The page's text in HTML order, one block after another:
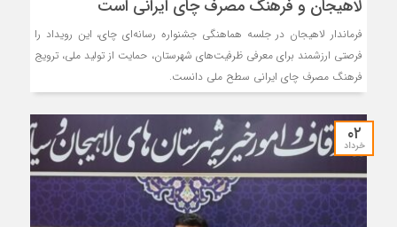
لاهیجان و فرهنگ مصرف چای ایرانی است
فرماندار لاهیجان در جلسه هماهنگی جشنواره رسانه‌ای چای، این رویداد را
فرصتی ارزشمند برای معرفی ظرفیت‌های شهرستان، حمایت از تولید ملی، ترویج
فرهنگ مصرف چای ایرانی سطح ملی دانست.
۰۲
خرداد